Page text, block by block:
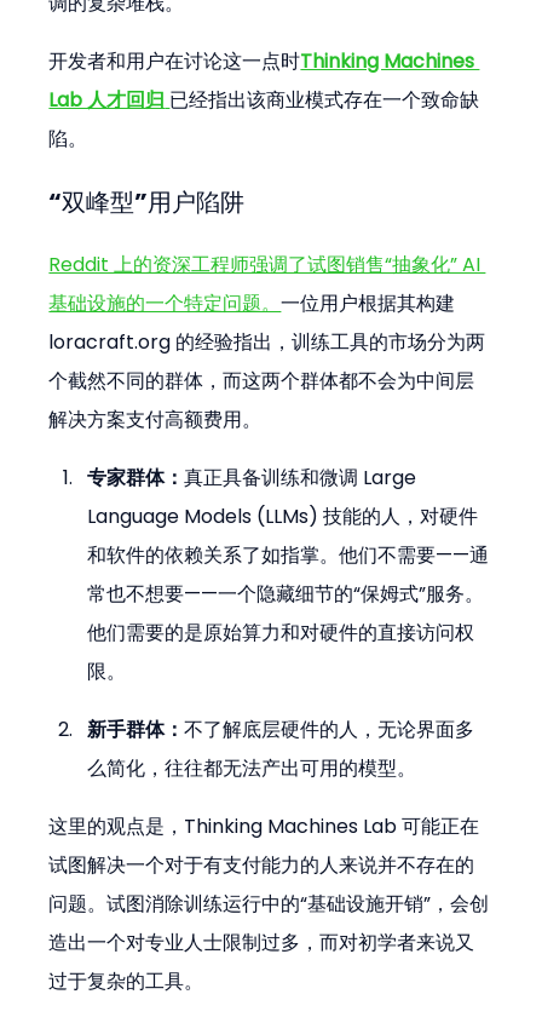
开发者和用户在讨论这一点时Thinking Machines
Lab 人才回归 已经指出该商业模式存在一个致命缺
陷。
“双峰型”用户陷阱
Reddit 上的资深工程师强调了试图销售“抽象化” AI
基础设施的一个特定问题。一位用户根据其构建
loracraft.org 的经验指出，训练工具的市场分为两
个截然不同的群体，而这两个群体都不会为中间层
解决方案支付高额费用。
专家群体：真正具备训练和微调 Large
Language Models (LLMs) 技能的人，对硬件
和软件的依赖关系了如指掌。他们不需要——通
常也不想要——一个隐藏细节的“保姆式”服务。
他们需要的是原始算力和对硬件的直接访问权
限。
新手群体：不了解底层硬件的人，无论界面多
么简化，往往都无法产出可用的模型。
这里的观点是，Thinking Machines Lab 可能正在
试图解决一个对于有支付能力的人来说并不存在的
问题。试图消除训练运行中的“基础设施开销”，会创
造出一个对专业人士限制过多，而对初学者来说又
过于复杂的工具。